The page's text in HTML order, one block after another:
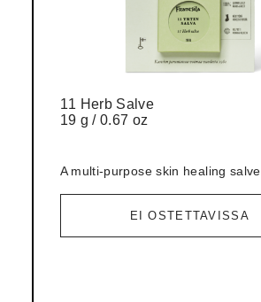
11 Herb Salve
19 g / 0.67 oz
A multi-purpose skin healing salve
EI OSTETTAVISSA